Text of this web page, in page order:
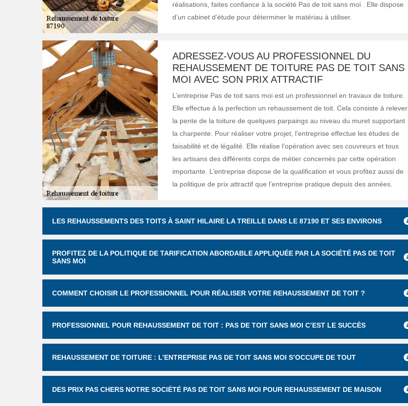
réalisations, faites confiance à la société Pas de toit sans moi . Elle dispose
d’un cabinet d’étude pour déterminer le matériau à utiliser.
ADRESSEZ-VOUS AU PROFESSIONNEL DU
REHAUSSEMENT DE TOITURE PAS DE TOIT SANS
MOI AVEC SON PRIX ATTRACTIF
L’entreprise Pas de toit sans moi est un professionnel en travaux de toiture.
Elle effectue à la perfection un rehaussement de toit. Cela consiste à relever
la pente de la toiture de quelques parpaings au niveau du muret supportant
la charpente. Pour réaliser votre projet, l’entreprise effectue les études de
faisabilité et de légalité. Elle réalise l’opération avec ses couvreurs et tous
les artisans des différents corps de métier concernés par cette opération
importante. L’entreprise dispose de la qualification et vous profitez aussi de
la politique de prix attractif que l’entreprise pratique depuis des années.
LES REHAUSSEMENTS DES TOITS À SAINT HILAIRE LA TREILLE DANS LE 87190 ET SES ENVIRONS
PROFITEZ DE LA POLITIQUE DE TARIFICATION ABORDABLE APPLIQUÉE PAR LA SOCIÉTÉ PAS DE TOIT
SANS MOI
COMMENT CHOISIR LE PROFESSIONNEL POUR RÉALISER VOTRE REHAUSSEMENT DE TOIT ?
PROFESSIONNEL POUR REHAUSSEMENT DE TOIT : PAS DE TOIT SANS MOI C’EST LE SUCCÈS
REHAUSSEMENT DE TOITURE : L’ENTREPRISE PAS DE TOIT SANS MOI S’OCCUPE DE TOUT
DES PRIX PAS CHERS NOTRE SOCIÉTÉ PAS DE TOIT SANS MOI POUR REHAUSSEMENT DE MAISON